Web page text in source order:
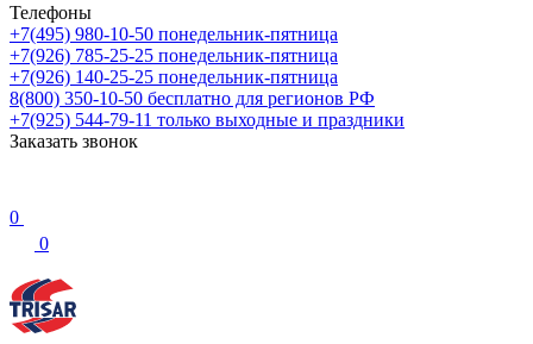
Телефоны
+7(495) 980-10-50 понедельник-пятница
+7(926) 785-25-25 понедельник-пятница
+7(926) 140-25-25 понедельник-пятница
8(800) 350-10-50 бесплатно для регионов РФ
+7(925) 544-79-11 только выходные и праздники
Заказать звонок
0
0